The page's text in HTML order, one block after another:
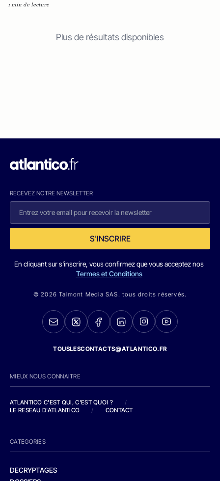
1 min de lecture
Plus de résultats disponibles
RECEVEZ NOTRE NEWSLETTER
S'INSCRIRE
En cliquant sur s'inscrire, vous confirmez que vous acceptez nos
Termes et Conditions
© 2026 Talmont Media SAS. tous droits réservés.
TOUSLESCONTACTS@ATLANTICO.FR
MIEUX NOUS CONNAITRE
ATLANTICO C'EST QUI, C'EST QUOI ?
/
LE RESEAU D'ATLANTICO
/ CONTACT
CATEGORIES
DECRYPTAGES